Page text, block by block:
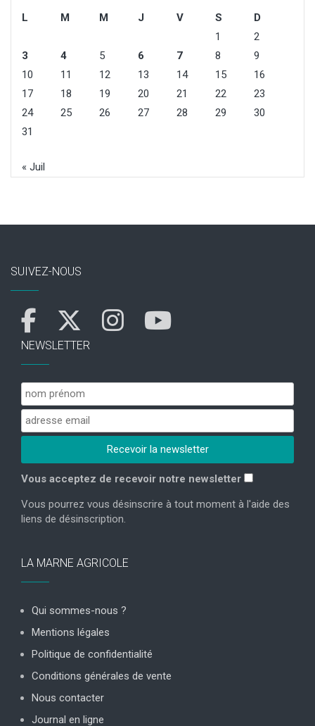
L
M M J V S
D
1
2
3
4 5 6 7 8
9
10
11 12 13 14 15
16
17
18 19 20 21 22
23
24
25 26 27 28 29
30
31
« Juil
SUIVEZ-NOUS
NEWSLETTER
Vous acceptez de recevoir notre newsletter
Vous pourrez vous désinscrire à tout moment à l'aide des
liens de désinscription.
LA MARNE AGRICOLE
Qui sommes-nous ?
Mentions légales
Politique de confidentialité
Conditions générales de vente
Nous contacter
Journal en ligne